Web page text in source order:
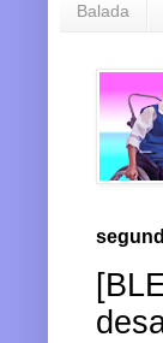
Balada